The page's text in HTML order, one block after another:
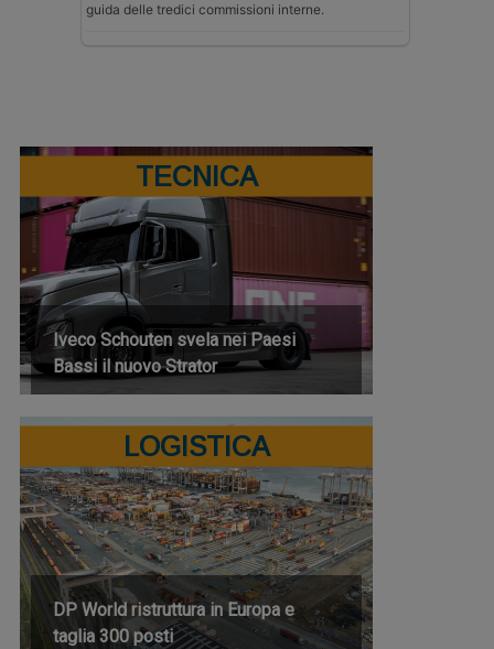
guida delle tredici commissioni interne.
TECNICA
Iveco Schouten svela nei Paesi
Bassi il nuovo Strator
LOGISTICA
DP World ristruttura in Europa e
taglia 300 posti